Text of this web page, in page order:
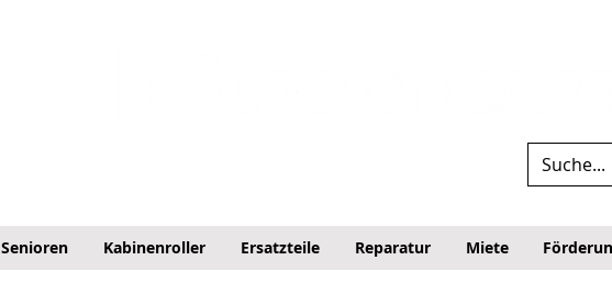
Senioren Kabinenroller Ersatzteile Reparatur Miete